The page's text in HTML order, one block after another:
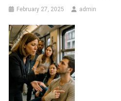
February 27, 2025 admin